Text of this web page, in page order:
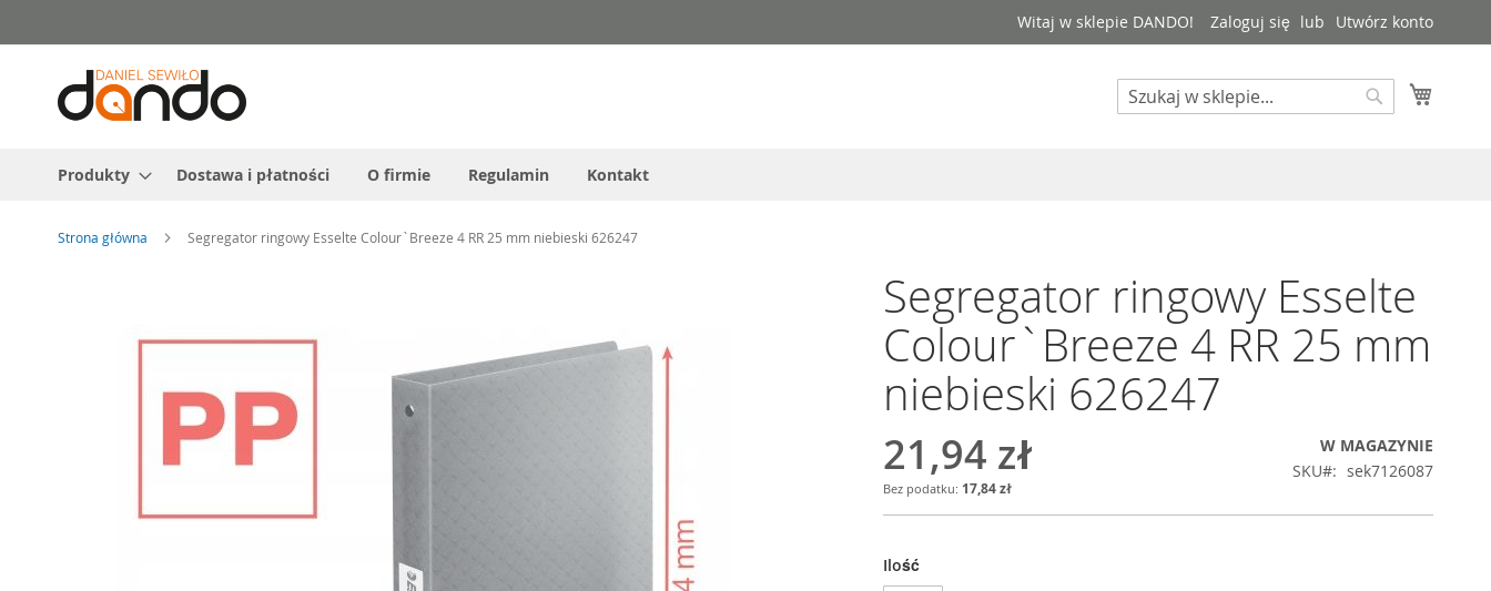
do
treści
Witaj w sklepie DANDO! Zaloguj się Utwórz konto
Search
Produkty Dostawa i płatności O firmie Regulamin Kontakt
Strona główna Segregator ringowy Esselte Colour`Breeze 4 RR 25 mm niebieski 626247
Segregator ringowy Esselte
Colour`Breeze 4 RR 25 mm
niebieski 626247
21,94 zł
17,84 zł
W MAGAZYNIE
SKU
sek7126087
Ilość